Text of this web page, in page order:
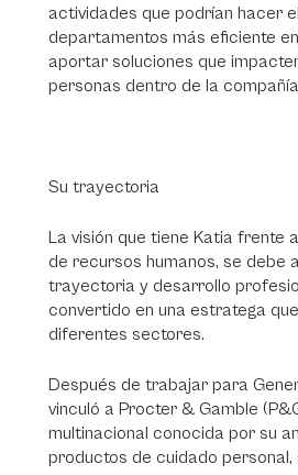
actividades que podrían hacer
departamentos más eficiente
aportar soluciones que
personas dentro de la
Su trayectoria
La visión que tiene Katia frente
de recursos humanos, se debe
trayectoria y desarrollo
convertido en una estratega
diferentes sectores.
Después de trabajar para
vinculó a Procter & Gamble
multinacional conocida por su
productos de cuidado personal,